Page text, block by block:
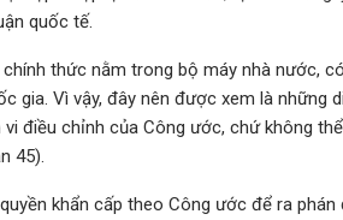
quốc tế.
thức nằm trong bộ máy nhà nước,
gia. Vì vậy, đây nên được xem là những
điều chỉnh của Công ước, chứ không
45).
khẩn cấp theo Công ước để ra phán